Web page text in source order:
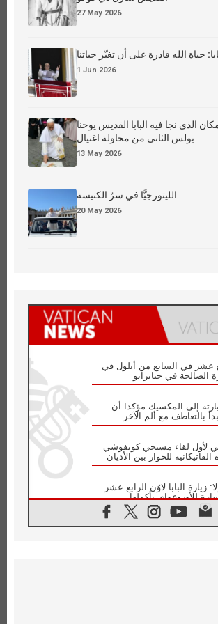
27 May 2026
حياة الله قادرة على أن تغيّر حياتنا
1 Jun 2026
الذي نجا فيه البابا القديس يوحنا
بولس الثاني من محاولة اغتيال
13 May 2026
الليتورجيَّا في سرّ الكنيسة
20 May 2026
عشر في السابع من أيلول في
الصالحة في جناتزانو
إلى المكسيك مؤكدا أن
بالتعاطف مع ألم الآخر
لأول لقاء مسيحي كونفوشي
للحوار بين الأديان
زيارة البابا لاوُن الرابع عشر
للأوروغواي بأكملها
الزيارة الرسولية للبابا لاوُن